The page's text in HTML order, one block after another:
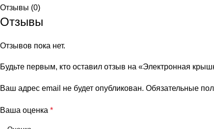
Отзывы (0)
Отзывы
Отзывов пока нет.
Будьте первым, кто оставил отзыв на «Электронная
Ваш адрес email не будет опубликован. Обязательные
Ваша оценка *